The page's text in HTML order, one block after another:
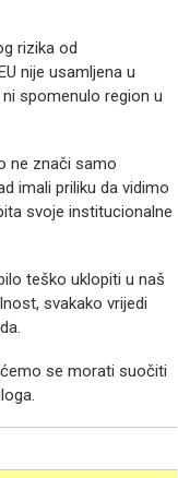
rizika od
nije usamljena u
spomenulo region u
ne znači samo
imali priliku da vidimo
svoje institucionalne
teško uklopiti u naš
svakako vrijedi
se morati suočiti